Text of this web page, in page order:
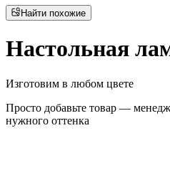
Найти похожие
Настольная
Изготовим в любом цвете
Просто добавьте товар —
нужного оттенка